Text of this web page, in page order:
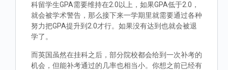
科留学生GPA需要维持在2.0以上，如果GPA低于2.0，
就会被学术警告，那么接下来一学期里就需要通过各种
努力把GPA提升到2.0才行。如果没有达到也就会被退
学了。
而英国虽然在挂科之后，部分院校都会给到一次补考的
机会，但能补考通过的几率也相当小。你想之前已经有